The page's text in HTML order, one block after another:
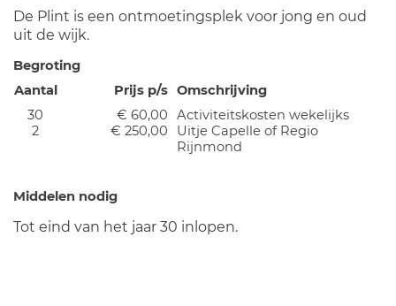
De Plint is een ontmoetingsplek voor jong en oud
uit de wijk.
Begroting
Aantal
Prijs p/s Omschrijving
30
€ 60,00
Activiteitskosten wekelijks
2
€ 250,00
Uitje Capelle of Regio
Rijnmond
Middelen nodig
Tot eind van het jaar 30 inlopen.